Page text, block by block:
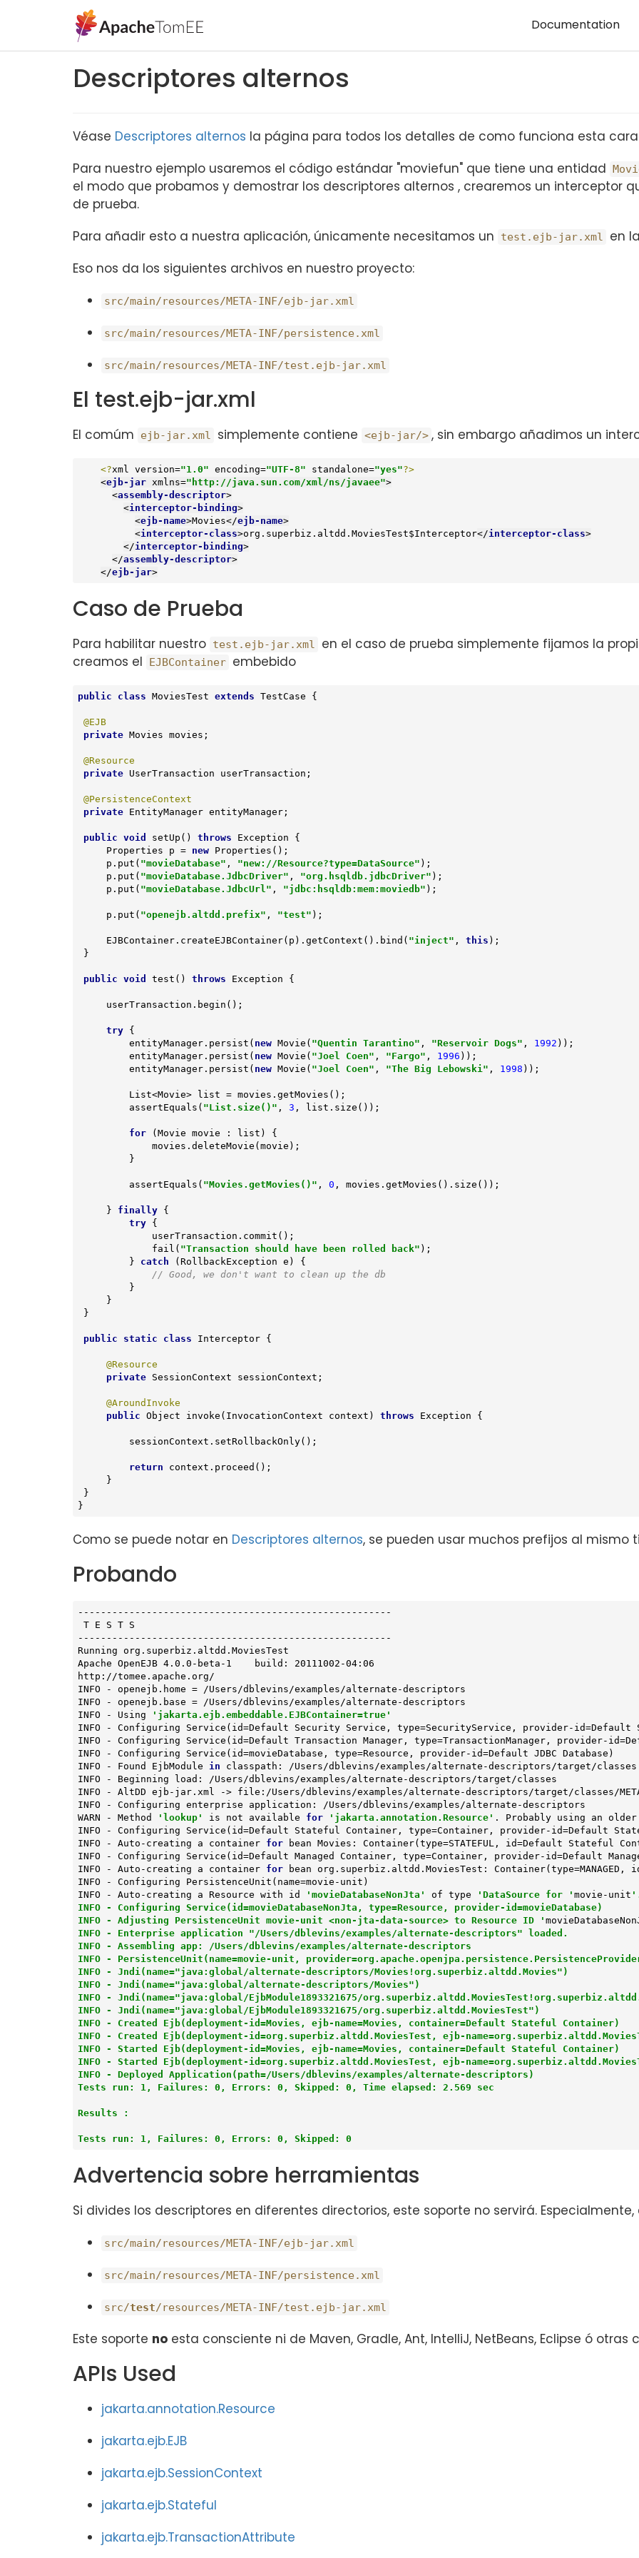
Documentation
Descriptores alternos
Véase Descriptores alternos la página para todos los detalles de como funciona esta
Para nuestro ejemplo usaremos el código estándar "moviefun" que tiene una entidad
el modo que probamos y demostrar los descriptores alternos , crearemos un interceptor
de prueba.
Para añadir esto a nuestra aplicación, únicamente necesitamos un
test.ejb-jar.xml en
Eso nos da los siguientes archivos en nuestro proyecto:
src/main/resources/META-INF/ejb-jar.xml
src/main/resources/META-INF/persistence.xml
src/main/resources/META-INF/test.ejb-jar.xml
El test.ejb-jar.xml
El comúm ejb-jar.xml simplemente contiene <ejb-jar/> , sin embargo añadimos un
<?xml version="1.0" encoding="UTF-8" standalone="yes"?>
<ejb-jar xmlns="http://java.sun.com/xml/ns/javaee">
<assembly-descriptor>
<interceptor-binding>
<ejb-name>Movies</ejb-name>
<interceptor-class>org.superbiz.altdd.MoviesTest$Interceptor</interceptor-class>
</interceptor-binding>
</assembly-descriptor>
</ejb-jar>
Caso de Prueba
Para habilitar nuestro test.ejb-jar.xml en el caso de prueba simplemente fijamos la
creamos el
EJBContainer embebido
public class MoviesTest extends TestCase {
@EJB
private Movies movies;
@Resource
private UserTransaction userTransaction;
@PersistenceContext
private EntityManager entityManager;
public void setUp () throws Exception {
     Properties p =
new Properties();
     p.put(
"movieDatabase" , "new://Resource?type=DataSource" );
     p.put(
"movieDatabase.JdbcDriver" , "org.hsqldb.jdbcDriver" );
     p.put(
"movieDatabase.JdbcUrl" , "jdbc:hsqldb:mem:moviedb" );
     p.put(
"openejb.altdd.prefix" , "test" );
     EJBContainer.createEJBContainer(p).getContext().bind(
"inject" , this );
public void test () throws Exception {
try {
         entityManager.persist(
new Movie( "Quentin Tarantino" , "Reservoir Dogs" , 1992 ));
         entityManager.persist(
new Movie( "Joel Coen" , "Fargo" , 1996 ));
         entityManager.persist(
new Movie( "Joel Coen" , "The Big Lebowski" , 1998 ));
         assertEquals(
"List.size()" , 3 , list.size());
for (Movie movie : list) {
         assertEquals(
"Movies.getMovies()" , 0 , movies.getMovies().size());
     }
finally {
try {
             fail(
"Transaction should have been rolled back" );
         }
catch (RollbackException e) {
// Good, we don't want to clean up the db
public static class Interceptor {
@Resource
private SessionContext sessionContext;
@AroundInvoke
public Object invoke (InvocationContext context) throws Exception {
return context.proceed();
}
Como se puede notar en Descriptores alternos, se pueden usar muchos prefijos al mismo
Probando
-------------------------------------------------------
-------------------------------------------------------
Running org.superbiz.altdd.MoviesTest
Apache OpenEJB 4.0.0-beta-1    build: 20111002-04:06
http://tomee.apache.org/
INFO - openejb.home = /Users/dblevins/examples/alternate-descriptors
INFO - openejb.base = /Users/dblevins/examples/alternate-descriptors
INFO - Using
'jakarta.ejb.embeddable.EJBContainer=true'
INFO - Configuring Service(id=Default Security Service, type=SecurityService, provider-id=Default
INFO - Configuring Service(id=Default Transaction Manager, type=TransactionManager, provider-
INFO - Configuring Service(id=movieDatabase, type=Resource, provider-id=Default JDBC Database)
INFO - Found EjbModule in classpath: /Users/dblevins/examples/alternate-descriptors/target/classes
INFO - Beginning load: /Users/dblevins/examples/alternate-descriptors/target/classes
INFO - AltDD ejb-jar.xml -> file:/Users/dblevins/examples/alternate-descriptors/target/classes/
INFO - Configuring enterprise application: /Users/dblevins/examples/alternate-descriptors
WARN - Method
'lookup' is not available for 'jakarta.annotation.Resource' . Probably using an older
INFO - Configuring Service(id=Default Stateful Container, type=Container, provider-id=Default
INFO - Auto-creating a container for bean Movies: Container(type=STATEFUL, id=Default Stateful
INFO - Configuring Service(id=Default Managed Container, type=Container, provider-id=Default
INFO - Auto-creating a container for bean org.superbiz.altdd.MoviesTest: Container(type
INFO - Configuring PersistenceUnit(name=movie-unit)
INFO - Auto-creating a Resource with id
'movieDatabaseNonJta' of type 'DataSource for ' movie-unit
INFO - Configuring Service(id=movieDatabaseNonJta, type=Resource, provider-id=movieDatabase)
INFO - Adjusting PersistenceUnit movie-unit <non-jta-data-source> to Resource ID '
INFO - Enterprise application "/Users/dblevins/examples/alternate-descriptors" loaded.
INFO - Assembling app: /Users/dblevins/examples/alternate-descriptors
INFO - PersistenceUnit(name=movie-unit,
INFO - Jndi(name="java:global/alternate-descriptors/Movies!org.superbiz.altdd.Movies")
INFO - Jndi(name="java:global/alternate-descriptors/Movies")
INFO - Jndi(name="java:global/EjbModule1893321675/
INFO - Jndi(name="java:global/EjbModule1893321675/org.superbiz.altdd.MoviesTest")
INFO - Created Ejb(deployment-id=Movies, ejb-name=Movies, container=Default Stateful Container)
INFO - Created Ejb(deployment-id=org.superbiz.altdd.MoviesTest, ejb-
INFO - Started Ejb(deployment-id=Movies, ejb-name=Movies, container=Default Stateful Container)
INFO - Started Ejb(deployment-id=org.superbiz.altdd.MoviesTest, ejb-
INFO - Deployed Application(path=/Users/dblevins/examples/alternate-descriptors)
Tests run: 1, Failures: 0, Errors: 0, Skipped: 0, Time elapsed: 2.569 sec
Results :
Tests run: 1, Failures: 0, Errors: 0, Skipped: 0
Advertencia sobre herramientas
Si divides los descriptores en diferentes directorios, este soporte no servirá.
src/main/resources/META-INF/ejb-jar.xml
src/main/resources/META-INF/persistence.xml
src/test/resources/META-INF/test.ejb-jar.xml
Este soporte no esta consciente ni de Maven, Gradle, Ant, IntelliJ, NetBeans, Eclipse ó otras
APIs Used
jakarta.annotation.Resource
jakarta.ejb.EJB
jakarta.ejb.SessionContext
jakarta.ejb.Stateful
jakarta.ejb.TransactionAttribute